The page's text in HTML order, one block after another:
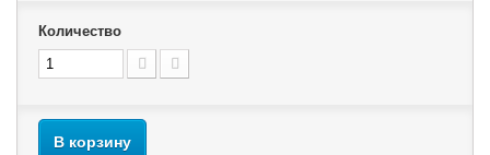
Количество
В корзину